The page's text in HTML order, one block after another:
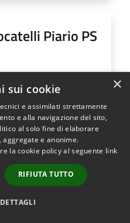
Piario PS
22
Piario PS Generale...
Romano L.
×
sui cookie
e assimilati strettamente
e alla navigazione del sito,
al solo fine di elaborare
e anonime.
la cookie policy al seguente link
RIFIUTA TUTTO